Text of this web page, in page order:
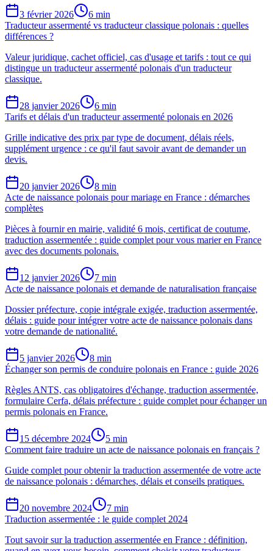
3 février 2026
6 min
Traducteur assermenté vs traducteur classique polonais : quelles
différences ?
Valeur juridique, cachet officiel, cas d'usage et tarifs : tout ce qui
distingue un traducteur assermenté polonais d'un traducteur
classique.
28 janvier 2026
6 min
Tarifs et délais d'un traducteur assermenté polonais en 2026
Grille indicative des prix par type de document, délais réels,
supplément urgence : ce qu'il faut savoir avant de demander un
devis.
20 janvier 2026
8 min
Acte de naissance polonais pour mariage en France : démarches
complètes
Pièces à fournir en mairie, validité 6 mois, certificat de coutume,
traduction assermentée : guide complet pour vous marier en France
avec des documents polonais.
12 janvier 2026
7 min
Acte de naissance polonais et demande de naturalisation française
Dossier préfecture, copie intégrale exigée, traduction assermentée,
délais : guide pour intégrer votre acte de naissance polonais dans
votre demande de nationalité.
5 janvier 2026
8 min
Échanger son permis de conduire polonais en France : guide 2026
Règles ANTS, cas obligatoires d'échange, traduction assermentée,
formulaire Cerfa, délais préfecture : guide complet pour échanger un
permis polonais en France.
15 décembre 2024
5 min
Comment faire traduire un acte de naissance polonais en français ?
Guide complet pour obtenir la traduction assermentée de votre acte
de naissance polonais : démarches, délais et conseils pratiques.
20 novembre 2024
7 min
Traduction assermentée : le guide complet 2024
Tout savoir sur la traduction assermentée en France : définition,